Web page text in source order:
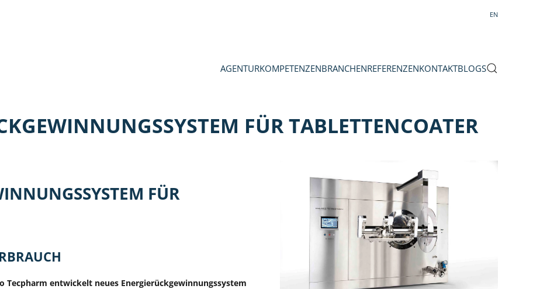
EN
AGENTURKOMPETENZENBRANCHENREFERENZENKONTAKTBLOGS
FÜR TABLETTENCOATER
FÜR
Tecpharm entwickelt neues Energierückgewinnungssystem